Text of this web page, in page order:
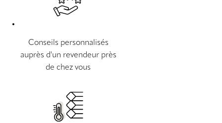
Conseils personnalisés
auprès d'un revendeur près
de chez vous